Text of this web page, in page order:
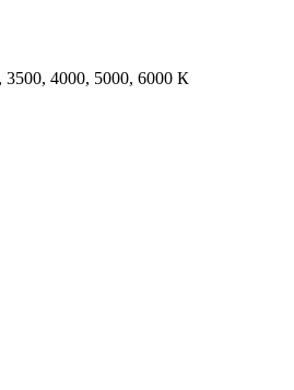
3500, 4000, 5000, 6000 К